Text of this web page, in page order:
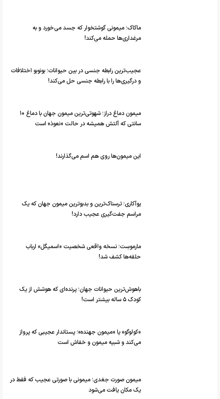
ماکاک؛ میمونی گوشتخوار که جسد می‌خورد و به
مرغداری‌ها حمله می‌کند!
عجیب‎‌ترین رابطه جنسی در بین حیوانات؛ بونوبو اختلافات
و درگیری‌ها را با رابطه جنسی حل می‌کند!
میمون دماغ دراز؛ شهوتی‌ترین میمون جهان با دماغ ۱۰
سانتی که آلتش همیشه در حالت «نعوذ» است
این میمون‌ها روی هم اسم می‌گذارند!
یوآکاری؛ ترسناک‌ترین و بدبوترین میمون جهان که یک
مراسم جفت‌گیری عجیب دارد!
مارموسِت؛ نسخه واقعی شخصیت «اسمیگل» ارباب
حلقه‌ها کشف شد!
باهوش‌ترین حیوانات جهان؛ پرنده‌ای که هوشش از یک
کودک ۵ ساله بیشتر است!
«کولوگو» یا «میمون جهنده»؛ پستاندار عجیبی که پرواز
می‌کند و شبیه میمون و خفاش است
میمون صورت جغدی؛ میمونی با صورتی عجیب که فقط در
یک مکان یافت می‌شود